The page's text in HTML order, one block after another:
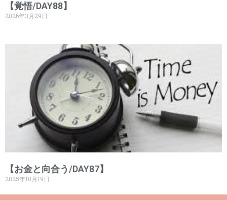
【覚悟/DAY88】
2026年3月29日
【お金と向合う/DAY87】
2025年10月19日